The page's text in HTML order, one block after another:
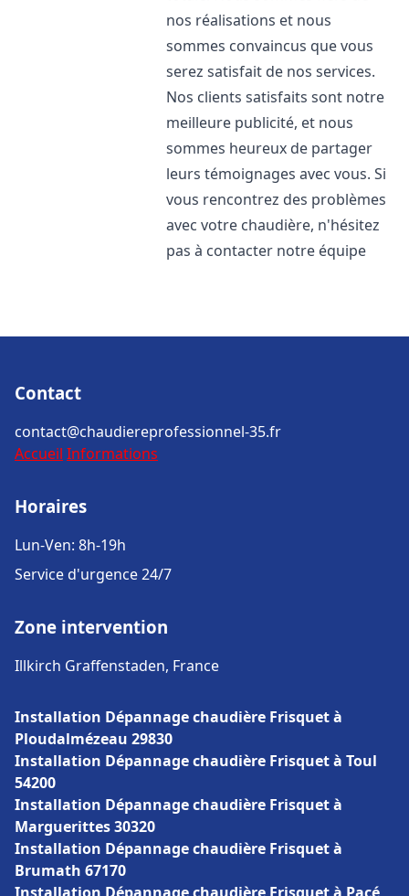
nos réalisations et nous
sommes convaincus que vous
serez satisfait de nos services.
Nos clients satisfaits sont notre
meilleure publicité, et nous
sommes heureux de partager
leurs témoignages avec vous. Si
vous rencontrez des problèmes
avec votre chaudière, n'hésitez
pas à contacter notre équipe
Contact
contact@chaudiereprofessionnel-35.fr
Accueil Informations
Horaires
Lun-Ven: 8h-19h
Service d'urgence 24/7
Zone intervention
Illkirch Graffenstaden, France
Installation Dépannage chaudière Frisquet à
Ploudalmézeau 29830
Installation Dépannage chaudière Frisquet à Toul
54200
Installation Dépannage chaudière Frisquet à
Marguerittes 30320
Installation Dépannage chaudière Frisquet à
Brumath 67170